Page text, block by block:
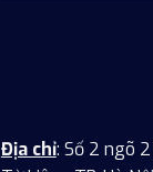
Địa chỉ: Số 2 ngõ